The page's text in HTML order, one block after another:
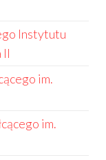
Instytutu
II
im.
im.